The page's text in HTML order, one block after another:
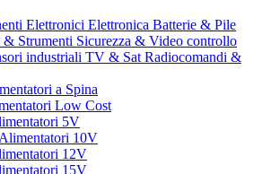
Elettronici Elettronica Batterie & Pile
& Strumenti Sicurezza & Video controllo
industriali TV & Sat Radiocomandi &
a Spina
Low Cost
5V
10V
12V
15V